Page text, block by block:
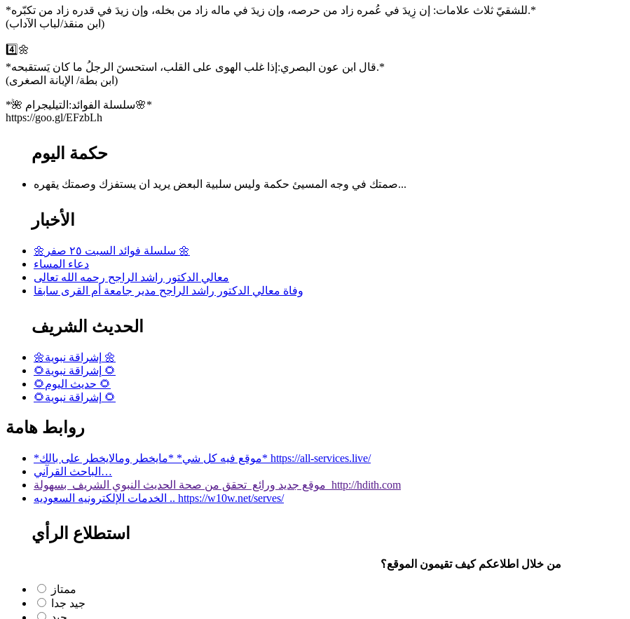
*للشقيّ ثلاث علامات: إن زِيدَ في عُمره زاد من حرصه، وإن زيدَ في ماله زاد من بخله، وإن زيدَ في قدره زاد من تكبّره.*
(ابن منقذ/لباب الآداب)
4️⃣🌼
*قال ابن عون البصري:إذا غلب الهوى على القلب، استحسنَ الرجلُ ما كان يَستقبحه.*
(ابن بطة/ الإبانة الصغرى)
*🌺 سلسلة الفوائد:التيليجرام🌸*
https://goo.gl/EFzbLh
حكمة اليوم
صمتك في وجه المسيئ حكمة وليس سلبية البعض يريد ان يستفزك وصمتك يقهره...
الأخبار
🌼سلسلة فوائد السبت ٢٥ صفر 🌼
دعاء المساء
معالي الدكتور راشد الراجح رحمه الله تعالى
وفاة معالي الدكتور راشد الراجح مدير جامعة أم القرى سابقا
الحديث الشريف
🌼إشراقة نبوية 🌼
🌻إشراقة نبوية 🌻
🌻حديث اليوم 🌻
🌻إشراقة نبوية 🌻
روابط هامة
*موقع فيه كل شي* *مايخطر ومالايخطر على بالك* https://all-services.live/
الباحث القرآني…
موقع جديد ورائع تحقق من صحة الحديث النبوي الشريف بسهولة http://hdith.com
الخدمات الإلكترونيه السعوديه .. https://w10w.net/serves/
استطلاع الرأي
من خلال اطلاعكم كيف تقيمون الموقع؟
ممتاز
جيد جدا